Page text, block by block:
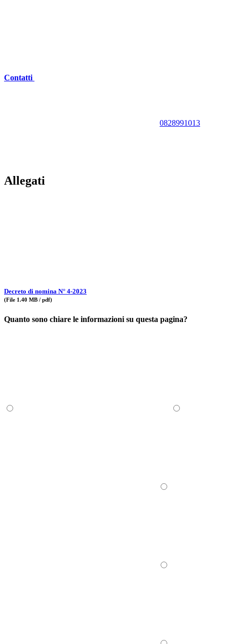
Contatti
0828991013
Allegati
Decreto di nomina N° 4-2023
(File 1.40 MB / pdf)
Quanto sono chiare le informazioni su questa pagina?